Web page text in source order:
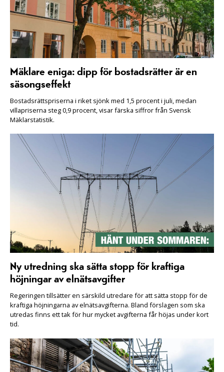
Mäklare eniga: dipp för bostadsrätter är en
säsongseffekt
Bostadsrättspriserna i riket sjönk med 1,5 procent i juli, medan
villapriserna steg 0,9 procent, visar färska siffror från Svensk
Mäklarstatistik.
Ny utredning ska sätta stopp för kraftiga
höjningar av elnätsavgifter
Regeringen tillsätter en särskild utredare för att sätta stopp för de
kraftiga höjningarna av elnätsavgifterna. Bland förslagen som ska
utredas finns ett tak för hur mycket avgifterna får höjas under kort
tid.